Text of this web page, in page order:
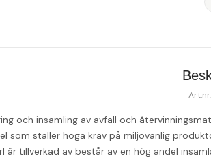
och insamling av avfall och
som ställer höga krav på miljövänlig
är tillverkad av består av en hög andel